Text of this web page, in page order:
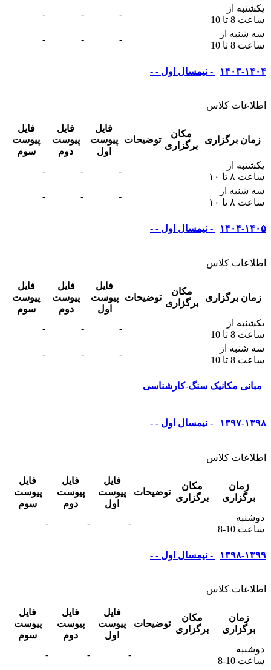
یکشنبه از
ساعت 8 تا 10
-
-
-
سه شنبه از
ساعت 8 تا 10
-
-
-
۱۴۰۳-۱۴۰۴ - نیمسال اول - -
اطلاعات کلاس
زمان برگزاری
مکان
برگزاری
توضیحات
فایل
پیوست
اول
فایل
پیوست
دوم
فایل
پیوست
سوم
یکشنبه از
ساعت ۸ تا ۱۰
-
-
-
سه شنبه از
ساعت ۸ تا ۱۰
-
-
-
۱۴۰۴-۱۴۰۵ - نیمسال اول - -
اطلاعات کلاس
زمان برگزاری
مکان
برگزاری
توضیحات
فایل
پیوست
اول
فایل
پیوست
دوم
فایل
پیوست
سوم
یکشنبه از
ساعت 8 تا 10
-
-
-
سه شنبه از
ساعت 8 تا 10
-
-
-
مبانی مکانیک سنگ-کارشناسی
۱۳۹۷-۱۳۹۸ - نیمسال اول - -
اطلاعات کلاس
زمان
برگزاری
مکان
برگزاری
توضیحات
فایل
پیوست
اول
فایل
پیوست
دوم
فایل
پیوست
سوم
دوشنبه
ساعت 10-8
-
-
-
۱۳۹۸-۱۳۹۹ - نیمسال اول - -
اطلاعات کلاس
زمان
برگزاری
مکان
برگزاری
توضیحات
فایل
پیوست
اول
فایل
پیوست
دوم
فایل
پیوست
سوم
دوشنبه
ساعت 10-8
-
-
-